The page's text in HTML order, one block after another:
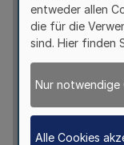
entweder allen
die für die
sind. Hier finden
Nur notwendige
Alle Cookies